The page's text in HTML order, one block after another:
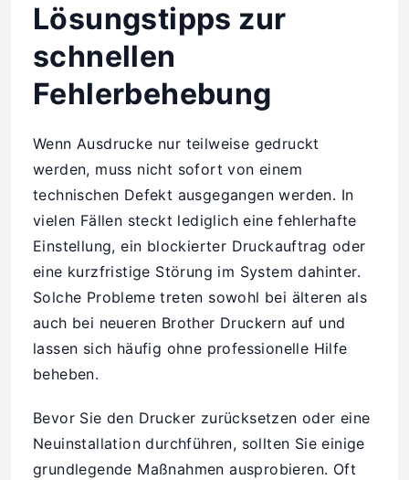
Lösungstipps zur
schnellen
Fehlerbehebung
Wenn Ausdrucke nur teilweise gedruckt
werden, muss nicht sofort von einem
technischen Defekt ausgegangen werden. In
vielen Fällen steckt lediglich eine fehlerhafte
Einstellung, ein blockierter Druckauftrag oder
eine kurzfristige Störung im System dahinter.
Solche Probleme treten sowohl bei älteren als
auch bei neueren Brother Druckern auf und
lassen sich häufig ohne professionelle Hilfe
beheben.
Bevor Sie den Drucker zurücksetzen oder eine
Neuinstallation durchführen, sollten Sie einige
grundlegende Maßnahmen ausprobieren. Oft